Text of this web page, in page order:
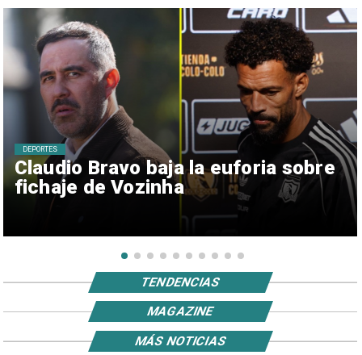
Claudio Bravo baja la euforia sobre
fichaje de Vozinha
DEPORTES
TENDENCIAS
MAGAZINE
MÁS NOTICIAS